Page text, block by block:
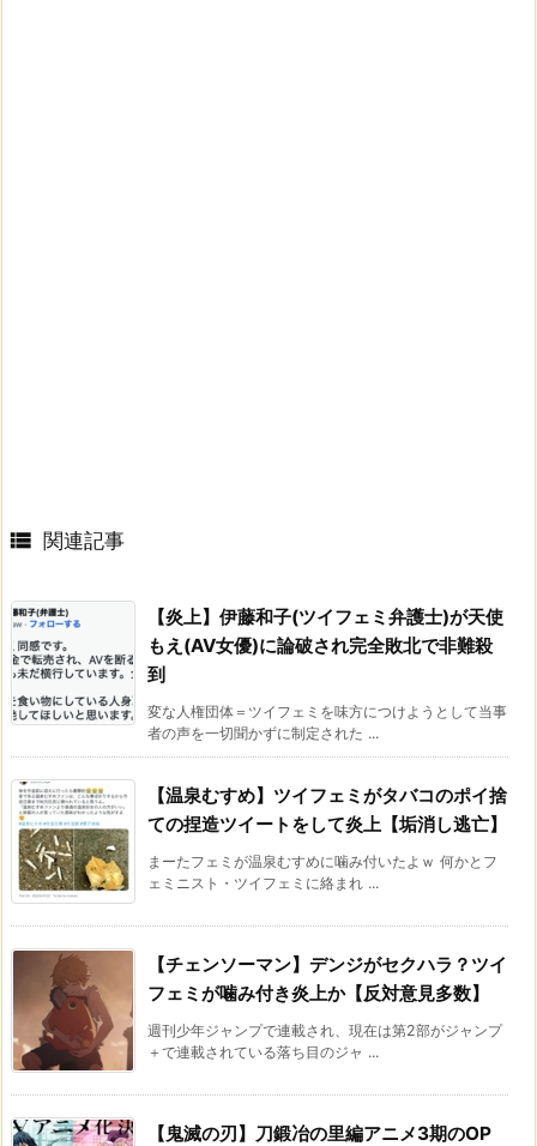
 関連記事
【炎上】伊藤和子(ツイフェミ弁護士)が天使
もえ(AV女優)に論破され完全敗北で非難殺
到
変な人権団体＝ツイフェミを味方につけようとして当事
者の声を一切聞かずに制定された ...
【温泉むすめ】ツイフェミがタバコのポイ捨
ての捏造ツイートをして炎上【垢消し逃亡】
まーたフェミが温泉むすめに噛み付いたよｗ 何かとフ
ェミニスト・ツイフェミに絡まれ ...
【チェンソーマン】デンジがセクハラ？ツイ
フェミが噛み付き炎上か【反対意見多数】
週刊少年ジャンプで連載され、現在は第2部がジャンプ
＋で連載されている落ち目のジャ ...
【鬼滅の刃】刀鍛冶の里編アニメ3期のOP